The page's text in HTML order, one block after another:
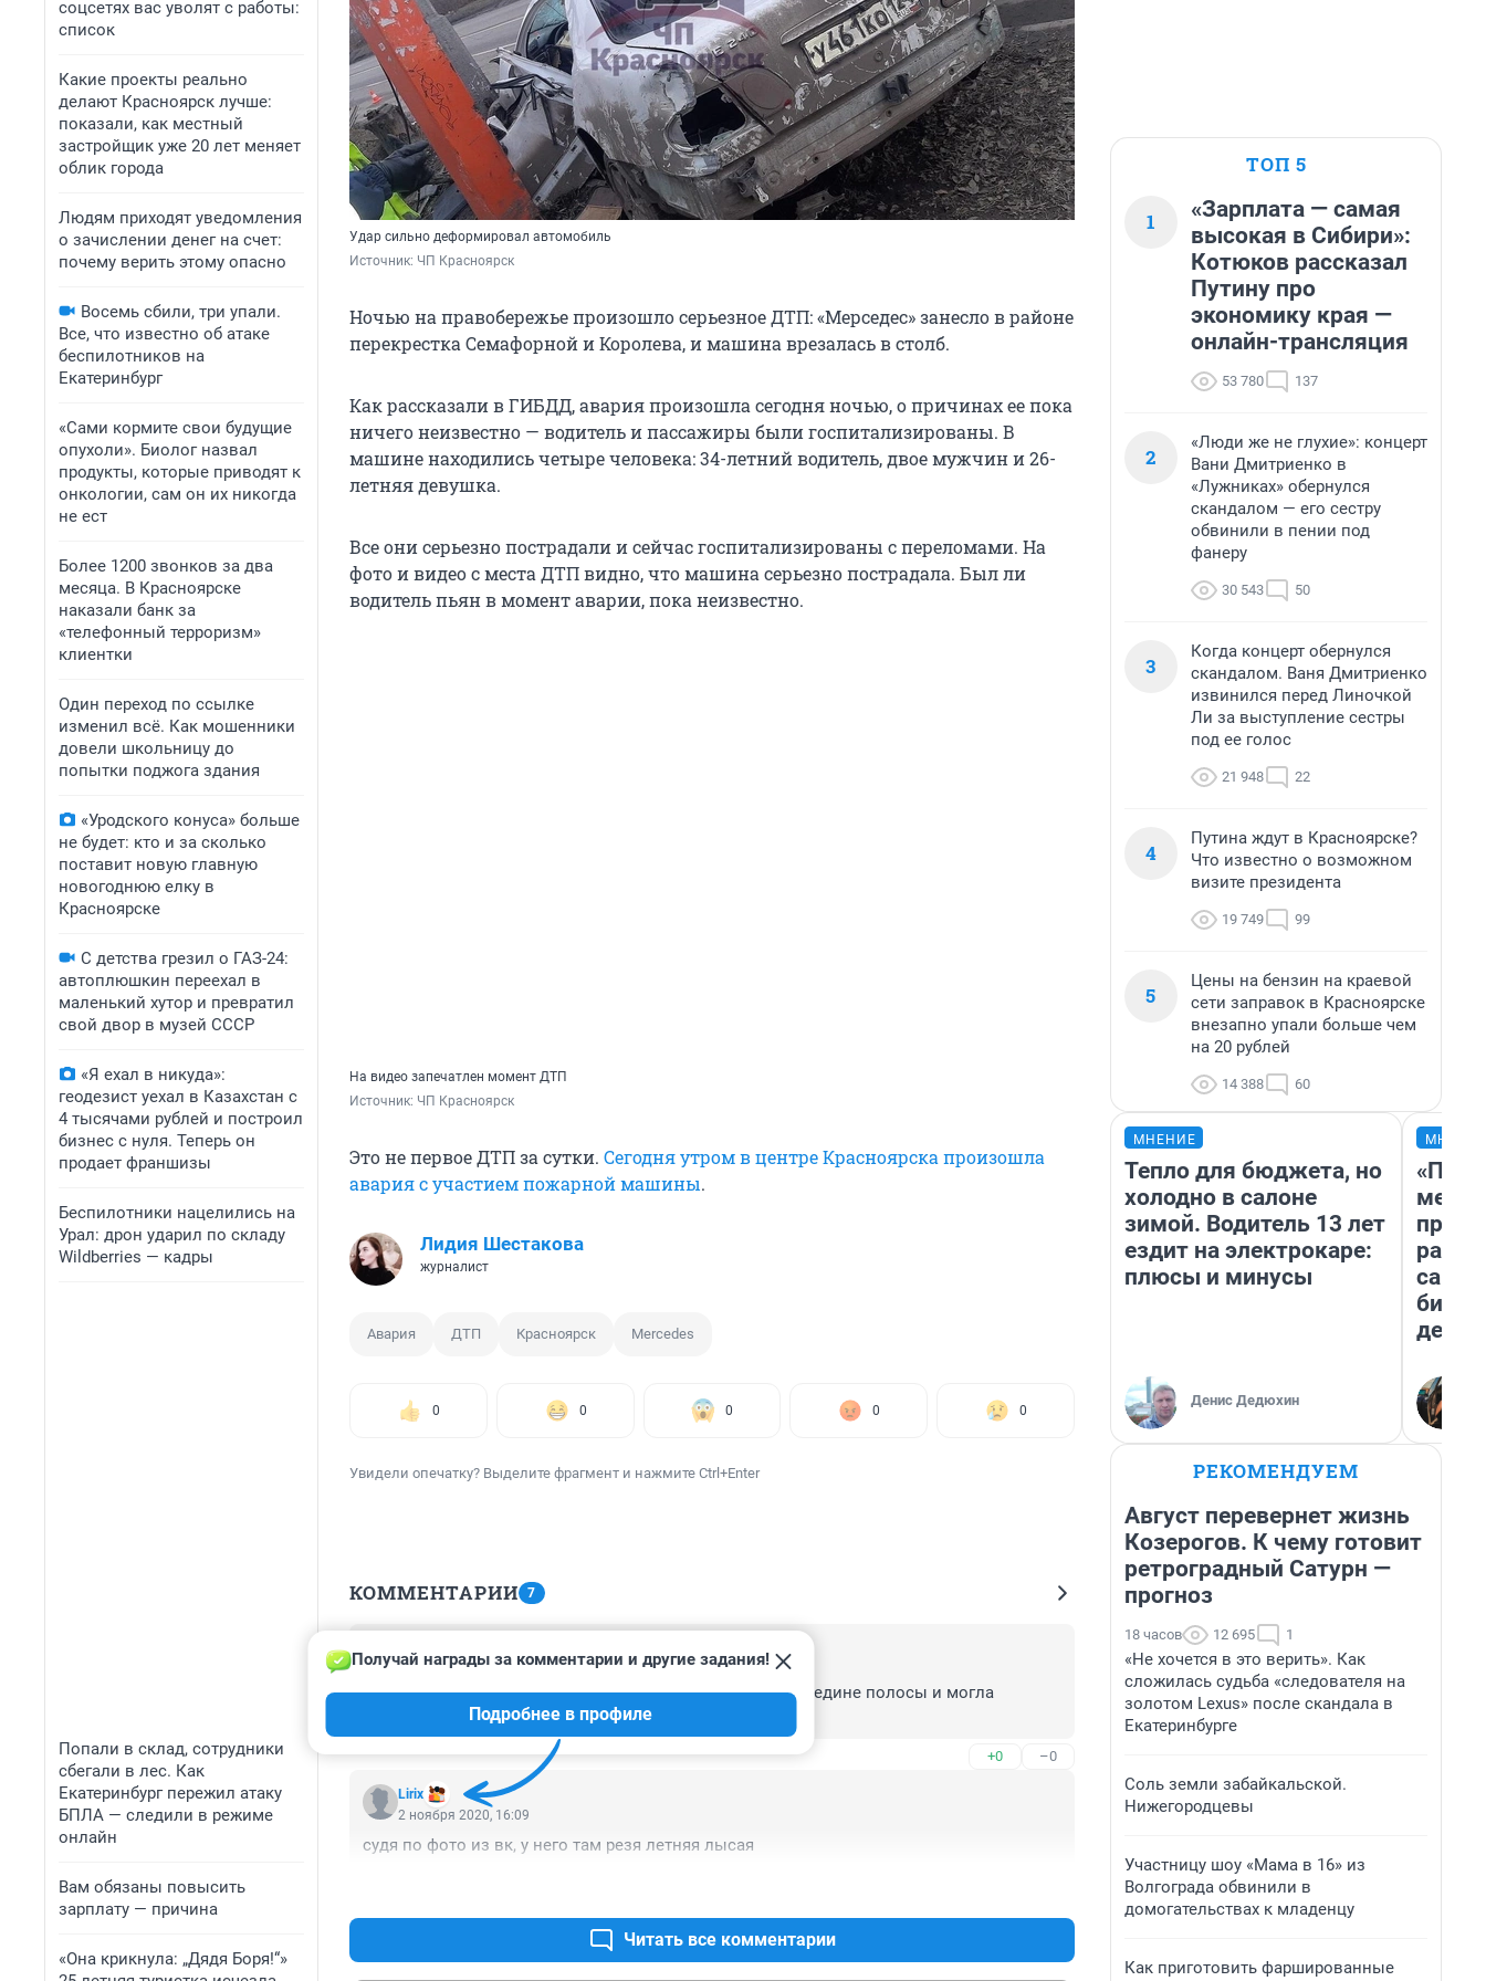
соцсетях вас уволят с работы:
список
Какие проекты реально
делают Красноярск лучше:
показали, как местный
застройщик уже 20 лет меняет
облик города
Людям приходят уведомления
о зачислении денег на счет:
почему верить этому опасно
Восемь сбили, три упали.
Все, что известно об атаке
беспилотников на
Екатеринбург
«Сами кормите свои будущие
опухоли». Биолог назвал
продукты, которые приводят к
онкологии, сам он их никогда
не ест
Более 1200 звонков за два
месяца. В Красноярске
наказали банк за
«телефонный терроризм»
клиентки
Один переход по ссылке
изменил всё. Как мошенники
довели школьницу до
попытки поджога здания
«Уродского конуса» больше
не будет: кто и за сколько
поставит новую главную
новогоднюю елку в
Красноярске
С детства грезил о ГАЗ-24:
автоплюшкин переехал в
маленький хутор и превратил
свой двор в музей СССР
«Я ехал в никуда»:
геодезист уехал в Казахстан с
4 тысячами рублей и построил
бизнес с нуля. Теперь он
продает франшизы
Беспилотники нацелились на
Урал: дрон ударил по складу
Wildberries — кадры
Попали в склад, сотрудники
сбегали в лес. Как
Екатеринбург пережил атаку
БПЛА — следили в режиме
онлайн
Вам обязаны повысить
зарплату — причина
«Она крикнула: „Дядя Боря!“»
Удар сильно деформировал автомобиль
Источник: ЧП Красноярск
Ночью на правобережье произошло серьезное ДТП: «Мерседес» занесло в районе
перекрестка Семафорной и Королева, и машина врезалась в столб.
Как рассказали в ГИБДД, авария произошла сегодня ночью, о причинах ее пока
ничего неизвестно — водитель и пассажиры были госпитализированы. В
машине находились четыре человека: 34-летний водитель, двое мужчин и 26-
летняя девушка.
Все они серьезно пострадали и сейчас госпитализированы с переломами. На
фото и видео с места ДТП видно, что машина серьезно пострадала. Был ли
водитель пьян в момент аварии, пока неизвестно.
На видео запечатлен момент ДТП
Источник: ЧП Красноярск
Это не первое ДТП за сутки. Сегодня утром в центре Красноярска произошла
авария с участием пожарной машины.
Лидия Шестакова
журналист
Авария ДТП Красноярск Mercedes
0 0 0 0 0
Увидели опечатку? Выделите фрагмент и нажмите Ctrl+Enter
КОММЕНТАРИИ 7
6 ноября 2020, 12:50
машина, ехавшая за ним, весьма странно движется посредине полосы и могла
спровоцировать
+0 –0
Lirix
Получай награды за комментарии и другие задания!
Подробнее в профиле
2 ноября 2020, 16:09
судя по фото из вк, у него там резя летняя лысая
Читать все комментарии
ТОП 5
1
«Зарплата — самая
высокая в Сибири»:
Котюков рассказал
Путину про
экономику края —
онлайн-трансляция
53 780 137
2
«Люди же не глухие»: концерт
Вани Дмитриенко в
«Лужниках» обернулся
скандалом — его сестру
обвинили в пении под
фанеру
30 543 50
3
Когда концерт обернулся
скандалом. Ваня Дмитриенко
извинился перед Линочкой
Ли за выступление сестры
под ее голос
21 948 22
4
Путина ждут в Красноярске?
Что известно о возможном
визите президента
19 749 99
5
Цены на бензин на краевой
сети заправок в Красноярске
внезапно упали больше чем
на 20 рублей
14 388 60
МНЕНИЕ
Тепло для бюджета, но
холодно в салоне
зимой. Водитель 13 лет
ездит на электрокаре:
плюсы и минусы
Денис Дедюхин
РЕКОМЕНДУЕМ
Август перевернет жизнь
Козерогов. К чему готовит
ретроградный Сатурн —
прогноз
18 часов 12 695 1
«Не хочется в это верить». Как
сложилась судьба «следователя на
золотом Lexus» после скандала в
Екатеринбурге
Соль земли забайкальской.
Нижегородцевы
Участницу шоу «Мама в 16» из
Волгограда обвинили в
домогательствах к младенцу
Как приготовить фаршированные